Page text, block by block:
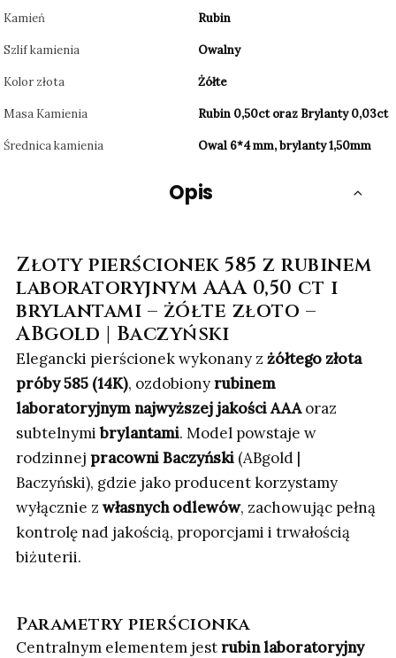
Kamień Rubin
Szlif kamienia Owalny
Kolor złota Żółte
Masa Kamienia Rubin 0,50ct oraz Brylanty 0,03ct
Średnica kamienia Owal 6*4 mm, brylanty 1,50mm
Opis
Złoty pierścionek 585 z rubinem
laboratoryjnym AAA 0,50 ct i
brylantami – żółte złoto –
ABgold | Baczyński
Elegancki pierścionek wykonany z żółtego złota
próby 585 (14K), ozdobionyrubinem
laboratoryjnym najwyższej jakości AAAoraz
subtelnymibrylantami. Model powstaje w
rodzinnej pracowni Baczyński (ABgold |
Baczyński), gdzie jako producent korzystamy
wyłącznie z własnych odlewów, zachowując pełną
kontrolę nad jakością, proporcjami i trwałością
biżuterii.
Parametry pierścionka
Centralnym elementem jestrubin laboratoryjny